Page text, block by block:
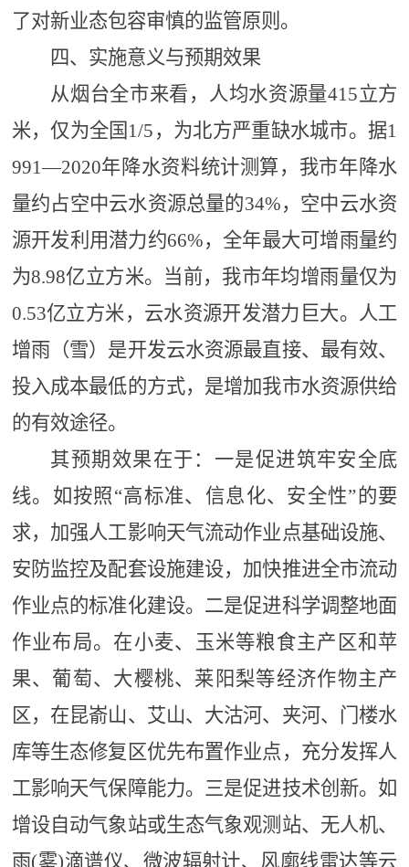
了对新业态包容审慎的监管原则。
四、实施意义与预期效果
从烟台全市来看，
人均水资源量415立方
米，仅为全国1/5，为北方严重缺水城市。据1
991—2020年降水资料统计测算，我市年降水
量约占空中云水资源总量的34%，空中云水资
源开发利用潜力约66%，全年最大可增雨量约
为8.98亿立方米。当前，我市年均增雨量仅为
0.53亿立方米，云水资源开发潜力巨大。人工
增雨（雪）是开发云水资源最直接、最有效、
投入成本最低的方式，是增加我市水资源供给
的有效途径。
其预期效果在于： 一是促进筑牢安全底
线。 如按照“高标准、信息化、安全性”的要
求，加强人工影响天气流动作业点基础设施、
安防监控及配套设施建设，加快推进全市流动
作业点的标准化建设。 二是促进科学调整地面
作业布局。 在小麦、玉米等粮食主产区和苹
果、葡萄、大樱桃、莱阳梨等经济作物主产
区，在昆嵛山、艾山、大沽河、夹河、门楼水
库等生态修复区优先布置作业点，充分发挥人
工影响天气保障能力。 三是促进技术创新。 如
增设自动气象站或生态气象观测站、无人机、
雨(雾)滴谱仪、微波辐射计、风廓线雷达等云